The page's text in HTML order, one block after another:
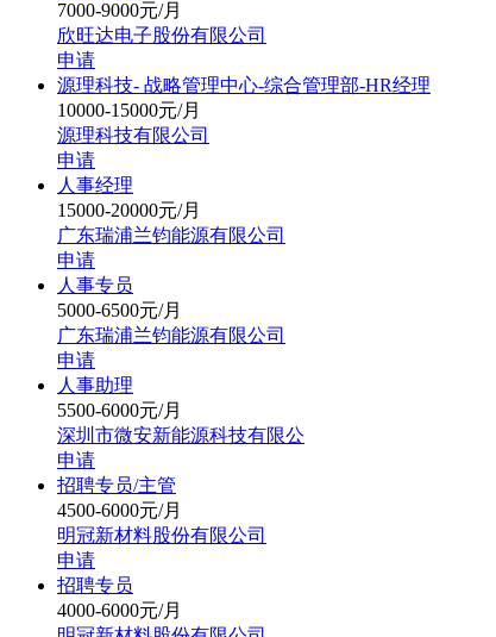
7000-9000元/月
欣旺达电子股份有限公司
申请
源理科技- 战略管理中心-综合管理部-HR经理
10000-15000元/月
源理科技有限公司
申请
人事经理
15000-20000元/月
广东瑞浦兰钧能源有限公司
申请
人事专员
5000-6500元/月
广东瑞浦兰钧能源有限公司
申请
人事助理
5500-6000元/月
深圳市微安新能源科技有限公
申请
招聘专员/主管
4500-6000元/月
明冠新材料股份有限公司
申请
招聘专员
4000-6000元/月